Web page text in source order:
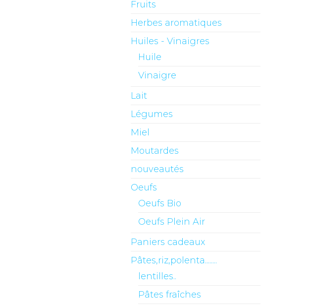
Fruits
Herbes aromatiques
Huiles - Vinaigres
Huile
Vinaigre
Lait
Légumes
Miel
Moutardes
nouveautés
Oeufs
Oeufs Bio
Oeufs Plein Air
Paniers cadeaux
Pâtes,riz,polenta........
lentilles..
Pâtes fraîches